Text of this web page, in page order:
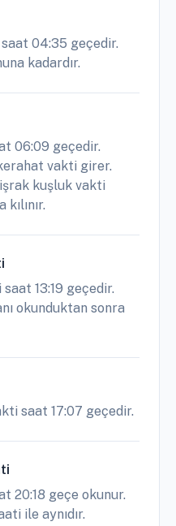
saat 04:35 geçedir.
kadardır.
06:09 geçedir.
vakti girer.
kuşluk vakti
13:19 geçedir.
okunduktan sonra
saat 17:07 geçedir.
20:18 geçe okunur.
ile aynıdır.